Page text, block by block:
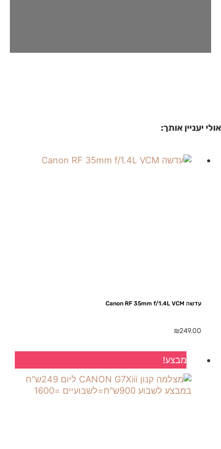
אולי יעניין אותך:
עדשה Canon RF 35mm f/1.4L VCM
₪249.00
מבצע!